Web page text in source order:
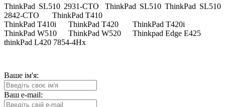
ThinkPad SL510 2931-CTO
ThinkPad SL510 ThinkPad SL510
2842-CTO
ThinkPad T410
ThinkPad T410i
ThinkPad T420
ThinkPad T420i
ThinkPad W510
ThinkPad W520
Thinkpad Edge E425
thinkPad L420 7854-4Hx
Ваше ім'я:
Ваш e-mail: